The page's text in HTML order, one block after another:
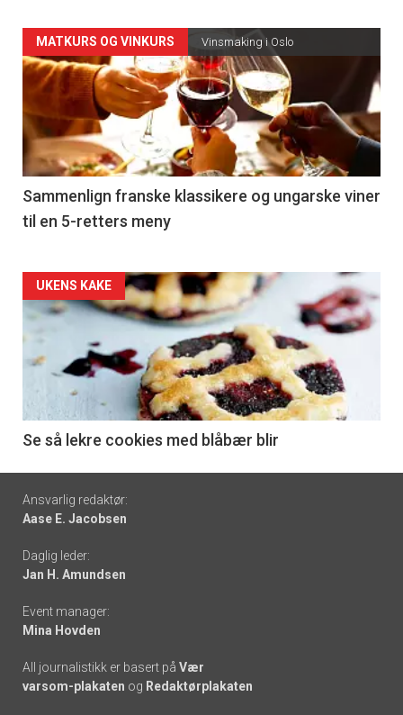
Forsiden
akkurat
nå
-
5
MATKURS OG VINKURS Vinsmaking i Oslo
Sammenlign franske klassikere og ungarske viner
til en 5-retters meny
Forsiden
akkurat
nå
6
UKENS KAKE
Se så lekre cookies med blåbær blir
Footer
-
links
Ansvarlig redaktør:
Aase E. Jacobsen
Daglig leder:
Jan H. Amundsen
Event manager:
Mina Hovden
All journalistikk er basert på Vær
varsom-plakaten og Redaktørplakaten